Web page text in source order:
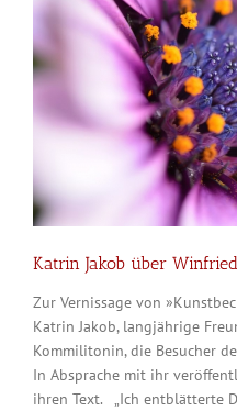
Katrin Jakob über
Zur Vernissage von
Katrin Jakob, langjährige
Kommilitonin, die Besucher
In Absprache mit ihr
ihren Text. „Ich entblätterte